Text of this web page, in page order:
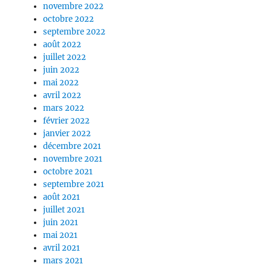
novembre 2022
octobre 2022
septembre 2022
août 2022
juillet 2022
juin 2022
mai 2022
avril 2022
mars 2022
février 2022
janvier 2022
décembre 2021
novembre 2021
octobre 2021
septembre 2021
août 2021
juillet 2021
juin 2021
mai 2021
avril 2021
mars 2021